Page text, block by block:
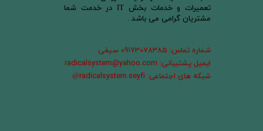
تعمیرات و خدمات بخش IT در خدمت شما
مشتریان گرامی می باشد .
شماره تماس: 09173078385 سیفی
ایمیل پشتیبانی: radicalsystem@yahoo.com
شبکه های اجتماعی: radicalsystem.seyfi
@